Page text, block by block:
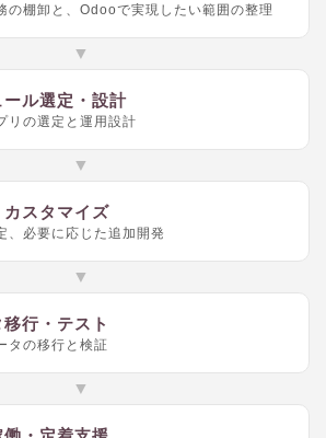
の棚卸と、Odooで実現したい範囲の整理
▼
ール選定・設計
リの選定と運用設計
▼
カスタマイズ
、必要に応じた追加開発
▼
行・テスト
タの移行と検証
▼